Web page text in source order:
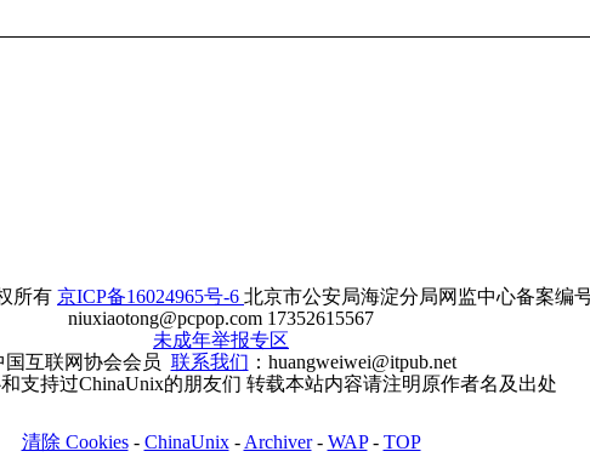
所有 京ICP备16024965号-6 北京市公安局海淀分局网监中心备案编号
niuxiaotong@pcpop.com 17352615567
未成年举报专区
国互联网协会会员 联系我们 ：huangweiwei@itpub.net
支持过ChinaUnix的朋友们 转载本站内容请注明原作者名及出处
清除 Cookies- ChinaUnix- Archiver- WAP- TOP